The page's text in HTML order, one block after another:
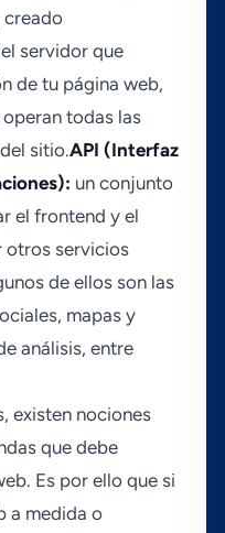
creado
servidor que
de tu página web,
todas las
sitio.API (Interfaz
un conjunto
el frontend y el
otros servicios
de ellos son las
mapas y
análisis, entre
existen nociones
que debe
Es por ello que si
a medida o